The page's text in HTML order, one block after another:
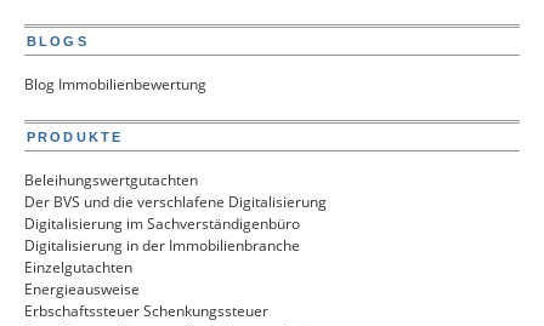
BLOGS
Blog Immobilienbewertung
PRODUKTE
Beleihungswertgutachten
Der BVS und die verschlafene Digitalisierung
Digitalisierung im Sachverständigenbüro
Digitalisierung in der Immobilienbranche
Einzelgutachten
Energieausweise
Erbschaftssteuer Schenkungssteuer